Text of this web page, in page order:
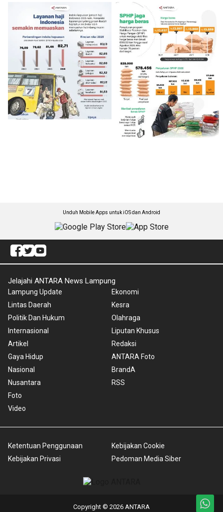
Unduh Mobile Apps untuk iOS dan Android
Jelajahi ANTARA News Lampung
Lampung Update
Lintas Daerah
Politik Dan Hukum
Internasional
Artikel
Gaya Hidup
Nasional
Nusantara
Foto
Video
Ekonomi
Kesra
Olahraga
Liputan Khusus
Redaksi
ANTARA Foto
BrandA
RSS
Ketentuan Penggunaan
Kebijakan Privasi
Kebijakan Cookie
Pedoman Media Siber
Copyright © 2026 ANTARA